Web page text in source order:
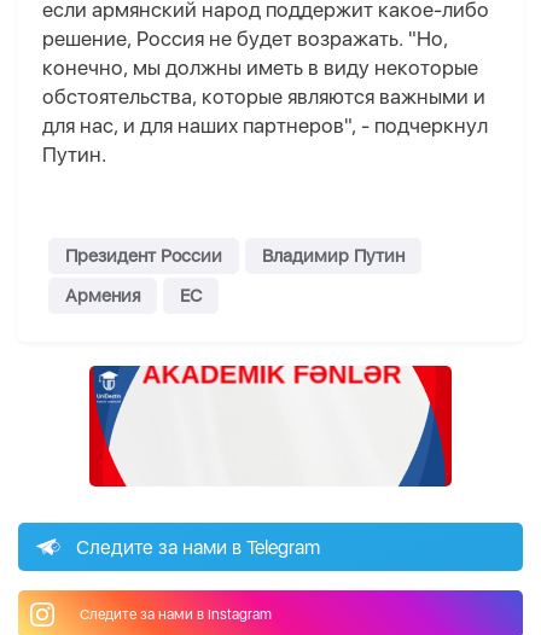
если армянский народ поддержит какое-либо
решение, Россия не будет возражать. "Но,
конечно, мы должны иметь в виду некоторые
обстоятельства, которые являются важными и
для нас, и для наших партнеров", - подчеркнул
Путин.
Президент России
Владимир Путин
Армения
ЕС
Следите за нами в Telegram
Следите за нами в Instagram